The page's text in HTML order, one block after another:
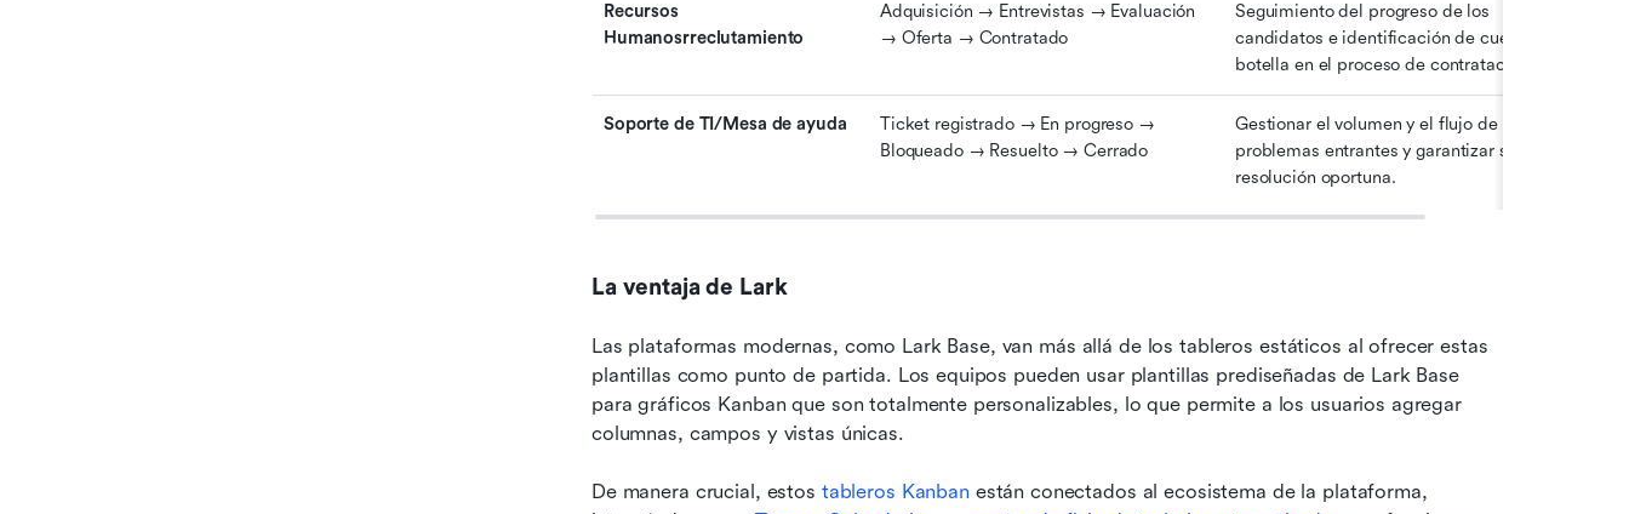
Recursos
Humanosrreclutamiento
Adquisición → Entrevistas → Evaluación
→ Oferta → Contratado
Seguimiento del progreso de los
candidatos e identificación de cuellos de
botella en el proceso de contratación.
Soporte de TI/Mesa de ayuda
Ticket registrado → En progreso →
Bloqueado → Resuelto → Cerrado
Gestionar el volumen y el flujo de
problemas entrantes y garantizar su
resolución oportuna.
La ventaja de Lark
Las plataformas modernas, como Lark Base, van más allá de los tableros estáticos al ofrecer estas
plantillas como punto de partida. Los equipos pueden usar plantillas prediseñadas de Lark Base
para gráficos Kanban que son totalmente personalizables, lo que permite a los usuarios agregar
columnas, campos y vistas únicas.
De manera crucial, estos tableros Kanban están conectados al ecosistema de la plataforma,